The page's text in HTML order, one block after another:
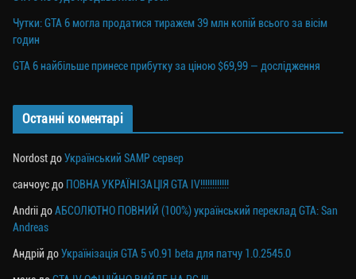
Чутки: GTA 6 могла продатися тиражем 39 млн копій всього за вісім
годин
GTA 6 найбільше принесе прибутку за ціною $69,99 — дослідження
Останні коментарі
Nordost доУкраїнський SAMP сервер
санчоус до ПОВНА УКРАЇНІЗАЦІЯ GTA IV!!!!!!!!!!!!
Andrii доАБСОЛЮТНО ПОВНИЙ (100%) український переклад GTA: San
Andreas
Андрій доУкраїнізація GTA 5 v0.91 beta для патчу 1.0.2545.0